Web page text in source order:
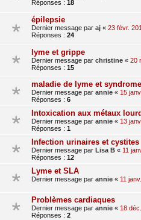
Réponses : 18
épilepsie
Dernier message par aj « 23 févr.
Réponses : 24
lyme et grippe
Dernier message par christine « 20
Réponses : 15
maladie de lyme et
Dernier message par annie « 15
Réponses : 6
Intoxication aux métaux
Dernier message par annie « 13
Réponses : 1
Infection urinaires et cystites
Dernier message par Lisa B « 11
Réponses : 12
Lyme et SLA
Dernier message par annie « 11
Problèmes cardiaques
Dernier message par annie « 18
Réponses : 2